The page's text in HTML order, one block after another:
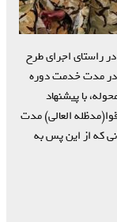
راستای اجرای طرح
در مدت خدمت دوره
با پیشنهاد
العالی) مدت
که از این پس به